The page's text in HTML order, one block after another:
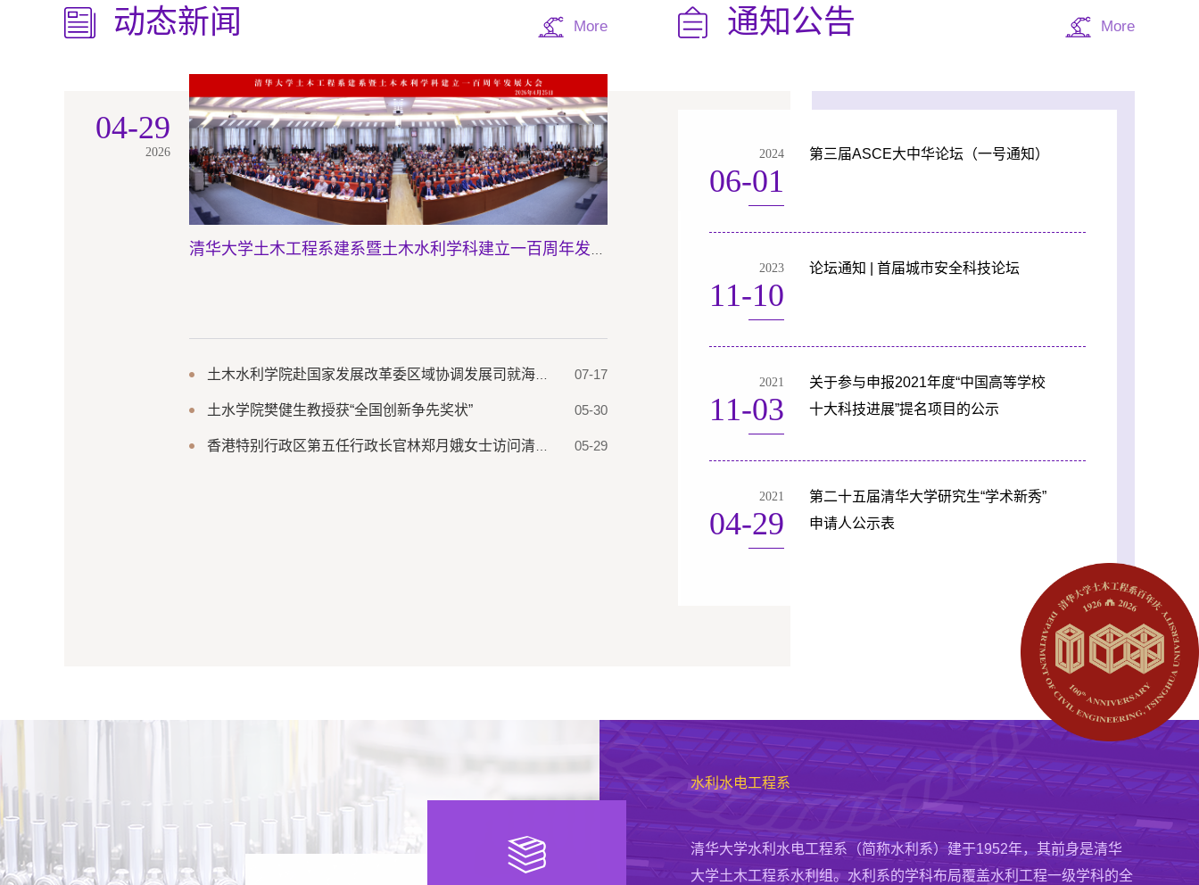
动态新闻 More
04-29
2026
清华大学土木工程系建系暨土木水利学科建立一百周年发展大会举行
土木水利学院赴国家发展改革委区域协调发展司就海洋领域相关重点工作汇报对接 07-17
土水学院樊健生教授获“全国创新争先奖状” 05-30
香港特别行政区第五任行政长官林郑月娥女士访问清华大学土水学院 05-29
通知公告 More
2024
06-01
第三届ASCE大中华论坛（一号通知）
2023
11-10
论坛通知 | 首届城市安全科技论坛
2021
11-03
关于参与申报2021年度“中国高等学校
十大科技进展”提名项目的公示
2021
04-29
第二十五届清华大学研究生“学术新秀”
申请人公示表
水利水电工程系
清华大学水利水电工程系（简称水利系）建于1952年，其前身是清华
大学土木工程系水利组。水利系的学科布局覆盖水利工程一级学科的全
清华大学土木工程系始建于1926年，是清华大学历史最为悠久的工程
系科之一。经过98年的发展，土木工程系积淀了深厚的文化底蕴。科学
研究和人才培养紧密围绕国家重大战略需求，着眼国际学科发展前沿。
在土木工程安全与耐久、土木工程防灾减灾、城镇化与基础设施建设、
清华大学建设管理系成立于2000年4月，其源头可追溯到1953年在清华
大学土木工程系成立的建筑施工技术与机械教研组。学科发展始终瞄准
国际学科前沿，面向国家重大需求，围绕城市与基础设施建设与管理的
基础理论和关键技术开展创新研究, 已形成了“城市科学与管理”、“安全